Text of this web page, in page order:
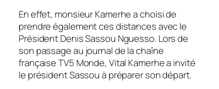
En effet, monsieur Kamerhe a choisi de
prendre également ces distances avec le
Président Denis Sassou Nguesso. Lors de
son passage au journal de la chaîne
française TV5 Monde, Vital Kamerhe a invité
le président Sassou à préparer son départ.